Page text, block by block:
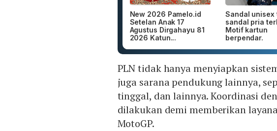
New 2026 Pamelo.id
Setelan Anak 17
Agustus Dirgahayu 81
2026 Katun...
Sandal unisex
sandal pria
Motif kartun
berpendar.
PLN tidak hanya menyiapkan
juga sarana pendukung lainnya,
tinggal, dan lainnya. Koordinasi
dilakukan demi memberikan
MotoGP.